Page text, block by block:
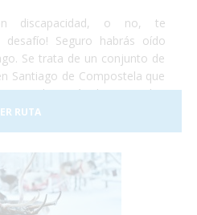
discapacidad, o no, te
Seguro habrás oído
Se trata de un conjunto de
Santiago de Compostela que
hay más de 80.000 km
por nada, sólo de
nos encargaremos del
RUTA